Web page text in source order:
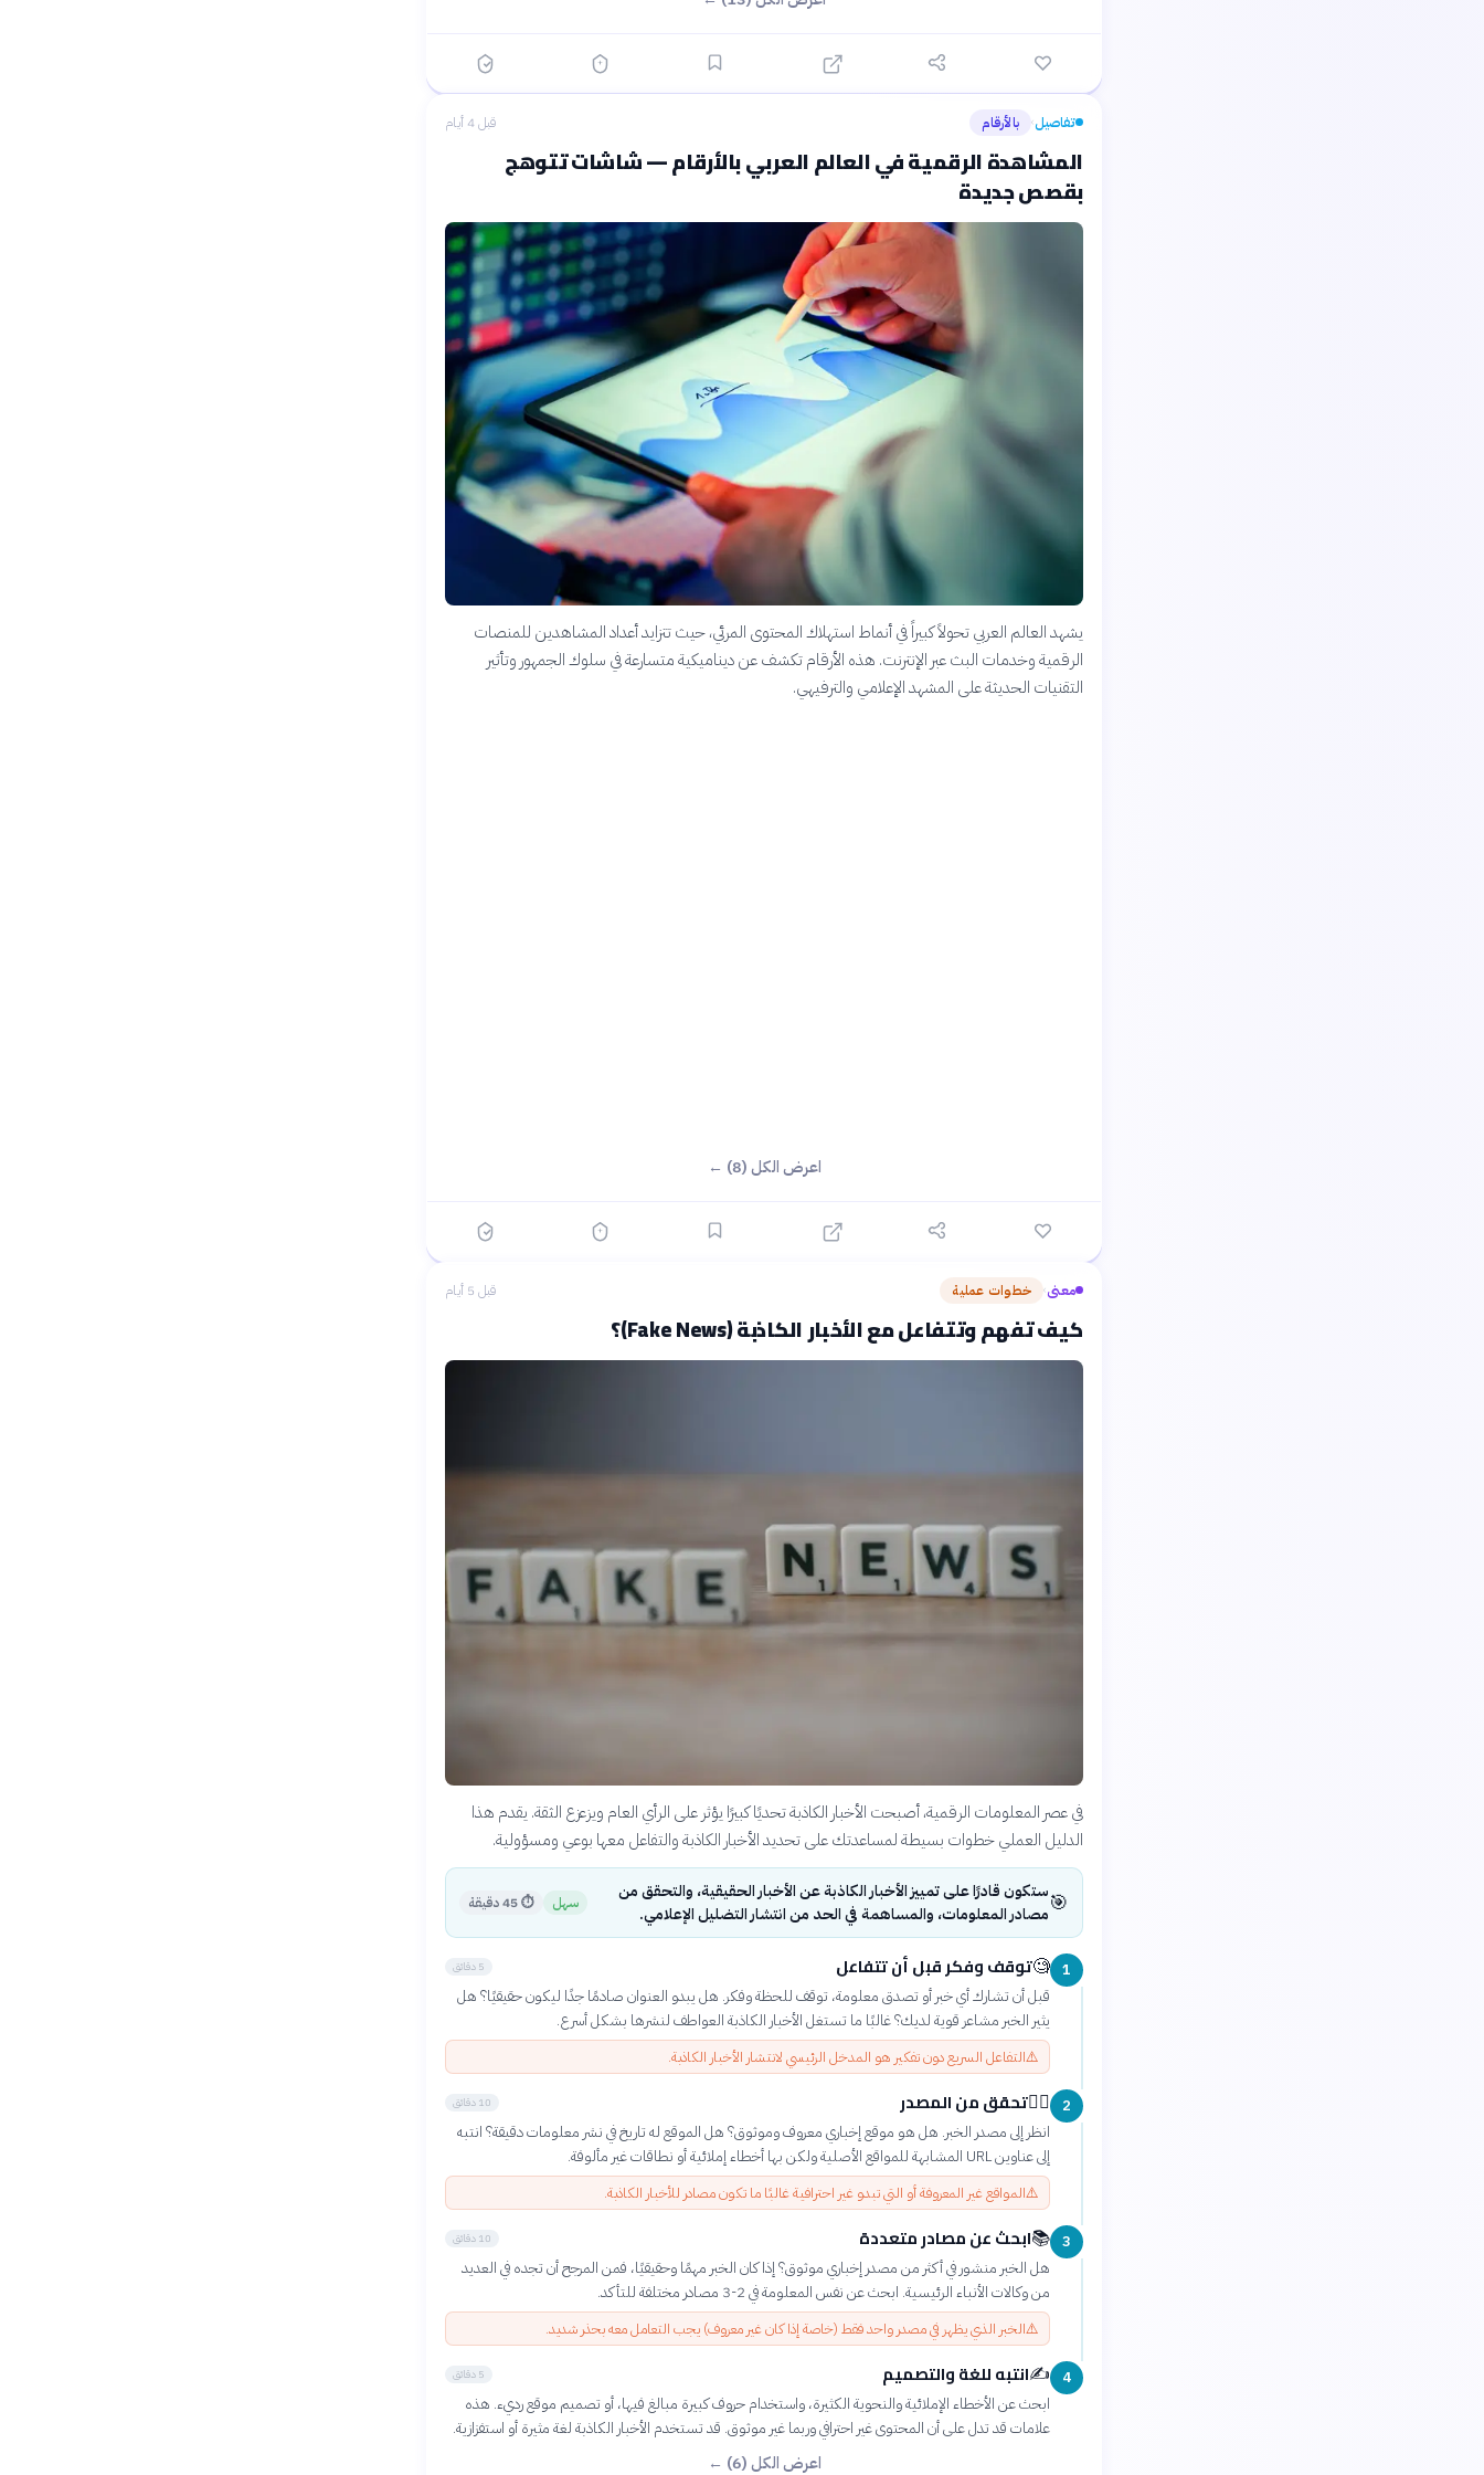
تفاصيل› بالأرقام قبل 4 أيام
المشاهدة الرقمية في العالم العربي بالأرقام — شاشات تتوهج
بقصص جديدة
يشهد العالم العربي تحولاً كبيراً في أنماط استهلاك المحتوى المرئي، حيث تتزايد أعداد المشاهدين للمنصات
الرقمية وخدمات البث عبر الإنترنت. هذه الأرقام تكشف عن ديناميكية متسارعة في سلوك الجمهور وتأثير
التقنيات الحديثة على المشهد الإعلامي والترفيهي.
اعرض الكل (8) ←
معنى› خطوات عملية قبل 5 أيام
كيف تفهم وتتفاعل مع الأخبار الكاذبة (Fake News)؟
في عصر المعلومات الرقمية، أصبحت الأخبار الكاذبة تحديًا كبيرًا يؤثر على الرأي العام ويزعزع الثقة. يقدم هذا
الدليل العملي خطوات بسيطة لمساعدتك على تحديد الأخبار الكاذبة والتفاعل معها بوعي ومسؤولية.
🎯ستكون قادرًا على تمييز الأخبار الكاذبة عن الأخبار الحقيقية، والتحقق من
مصادر المعلومات، والمساهمة في الحد من انتشار التضليل الإعلامي.
سهل ⏱45 دقيقة
1
🧐توقف وفكر قبل أن تتفاعل 5 دقائق
قبل أن تشارك أي خبر أو تصدق معلومة، توقف للحظة وفكر. هل يبدو العنوان صادمًا جدًا ليكون حقيقيًا؟ هل
يثير الخبر مشاعر قوية لديك؟ غالبًا ما تستغل الأخبار الكاذبة العواطف لنشرها بشكل أسرع.
⚠️التفاعل السريع دون تفكير هو المدخل الرئيسي لانتشار الأخبار الكاذبة.
2
🕵️‍♀️تحقق من المصدر 10 دقائق
انظر إلى مصدر الخبر. هل هو موقع إخباري معروف وموثوق؟ هل الموقع له تاريخ في نشر معلومات دقيقة؟ انتبه
إلى عناوين URL المشابهة للمواقع الأصلية ولكن بها أخطاء إملائية أو نطاقات غير مألوفة.
⚠️المواقع غير المعروفة أو التي تبدو غير احترافية غالبًا ما تكون مصادر للأخبار الكاذبة.
3
📚ابحث عن مصادر متعددة 10 دقائق
هل الخبر منشور في أكثر من مصدر إخباري موثوق؟ إذا كان الخبر مهمًا وحقيقيًا، فمن المرجح أن تجده في العديد
من وكالات الأنباء الرئيسية. ابحث عن نفس المعلومة في 2-3 مصادر مختلفة للتأكد.
⚠️الخبر الذي يظهر في مصدر واحد فقط (خاصة إذا كان غير معروف) يجب التعامل معه بحذر شديد.
4
✍️انتبه للغة والتصميم 5 دقائق
ابحث عن الأخطاء الإملائية والنحوية الكثيرة، واستخدام حروف كبيرة مبالغ فيها، أو تصميم موقع رديء. هذه
علامات قد تدل على أن المحتوى غير احترافي وربما غير موثوق. قد تستخدم الأخبار الكاذبة لغة مثيرة أو استفزازية.
اعرض الكل (6) ←